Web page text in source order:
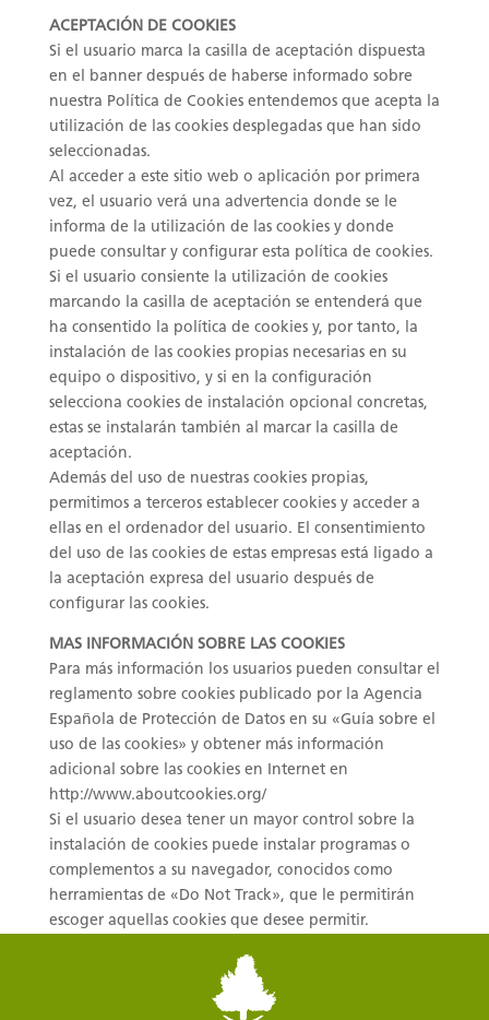
ACEPTACIÓN DE COOKIES
Si el usuario marca la casilla de aceptación dispuesta
en el banner después de haberse informado sobre
nuestra Política de Cookies entendemos que acepta la
utilización de las cookies desplegadas que han sido
seleccionadas.
Al acceder a este sitio web o aplicación por primera
vez, el usuario verá una advertencia donde se le
informa de la utilización de las cookies y donde
puede consultar y configurar esta política de cookies.
Si el usuario consiente la utilización de cookies
marcando la casilla de aceptación se entenderá que
ha consentido la política de cookies y, por tanto, la
instalación de las cookies propias necesarias en su
equipo o dispositivo, y si en la configuración
selecciona cookies de instalación opcional concretas,
estas se instalarán también al marcar la casilla de
aceptación.
Además del uso de nuestras cookies propias,
permitimos a terceros establecer cookies y acceder a
ellas en el ordenador del usuario. El consentimiento
del uso de las cookies de estas empresas está ligado a
la aceptación expresa del usuario después de
configurar las cookies.
MAS INFORMACIÓN SOBRE LAS COOKIES
Para más información los usuarios pueden consultar el
reglamento sobre cookies publicado por la Agencia
Española de Protección de Datos en su «Guía sobre el
uso de las cookies» y obtener más información
adicional sobre las cookies en Internet en
http://www.aboutcookies.org/
Si el usuario desea tener un mayor control sobre la
instalación de cookies puede instalar programas o
complementos a su navegador, conocidos como
herramientas de «Do Not Track», que le permitirán
escoger aquellas cookies que desee permitir.